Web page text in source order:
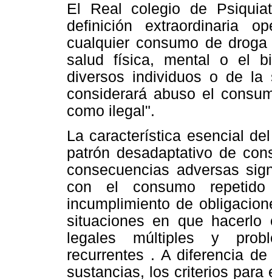
El Real colegio de
definición extraordinaria
cualquier consumo de
salud física, mental o el
diversos individuos o de la
considerará abuso el
como ilegal".
La característica esencial
patrón desadaptativo de
consecuencias adversas
con el consumo
incumplimiento de
situaciones en que hacerlo
legales múltiples y
recurrentes . A diferencia
sustancias, los criterios